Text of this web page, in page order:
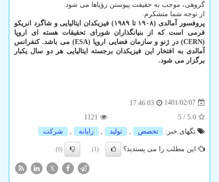
گروهی، موجب به حقیقت پیوستن رؤیاها می ­شود.
از توجه شما متشکرم.
پروفسور آمالدی (۱۹۰۸ تا ۱۹۸۹) فیزیکدان ایتالیایی و شاگرد انریکو
فرمی است که از بنیان­گذاران شورای تحقیقات هسته­ ای اروپا
(CERN) در ژنو و سازمان فضایی اروپا (ESA) می­ باشد. کنفرانس
آمالدی به افتخار این فیزیکدان برجسته ایتالیایی هر دو سال یکبار
برگزار می­ شود.
1401/02/07
17:46:03
5.0
/
5
1121
تگهای خبر:
تخصص تولید رایانه شركت
این مطلب را می پسندید؟ (1)
(0)
X